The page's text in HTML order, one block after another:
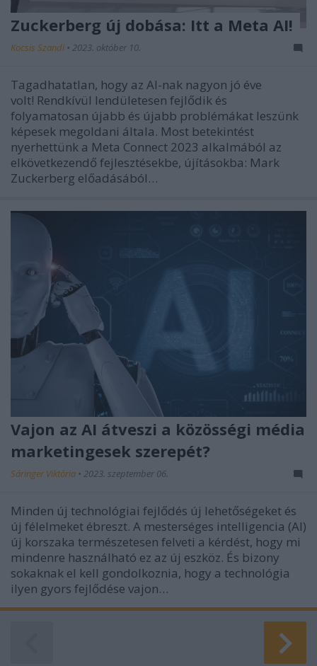
Zuckerberg új dobása: Itt a Meta AI!
Kocsis Szandi • 2023. október 10.
Tagadhatatlan, hogy az AI-nak nagyon jó éve
volt! Rendkívül lendületesen fejlődik és
folyamatosan újabb és újabb problémákat leszünk
képesek megoldani általa. Most betekintést
nyerhettünk a Meta Connect 2023 alkalmából az
elkövetkezendő fejlesztésekbe, újításokba: Mark
Zuckerberg előadásából…
Vajon az AI átveszi a közösségi média
marketingesek szerepét?
Sáringer Viktória • 2023. szeptember 06.
Minden új technológiai fejlődés új lehetőségeket és
új félelmeket ébreszt. A mesterséges intelligencia (AI)
új korszaka természetesen felveti a kérdést, hogy mi
mindenre használható ez az új eszköz. És bizony
sokaknak el kell gondolkoznia, hogy a technológia
ilyen gyors fejlődése vajon…